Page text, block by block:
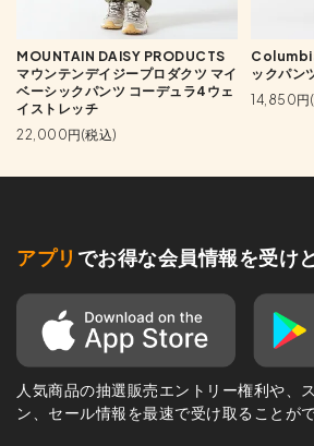
MOUNTAIN DAISY PRODUCTS
マウンテンデイジープロダクツ マイ
ベーシックパンツ コーデュラ4ウェ
イストレッチ
22,000円(税込)
ックパン
14,850円
アプリ でお得な会員情報を受け
人気商品の抽選販売エントリー権利や、
ン、セール情報を最速で受け取ることがで